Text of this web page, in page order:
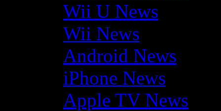
Wii U News
Wii News
Android News
iPhone News
Apple TV News